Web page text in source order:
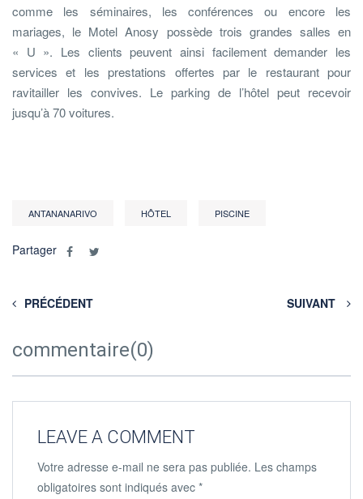
comme les séminaires, les conférences ou encore les
mariages, le Motel Anosy possède trois grandes salles en
« U ». Les clients peuvent ainsi facilement demander les
services et les prestations offertes par le restaurant pour
ravitailler les convives. Le parking de l’hôtel peut recevoir
jusqu’à 70 voitures.
ANTANANARIVO HÔTEL PISCINE
Partager
PRÉCÉDENT SUIVANT
commentaire(0)
LEAVE A COMMENT
Votre adresse e-mail ne sera pas publiée. Les champs
obligatoires sont indiqués avec *